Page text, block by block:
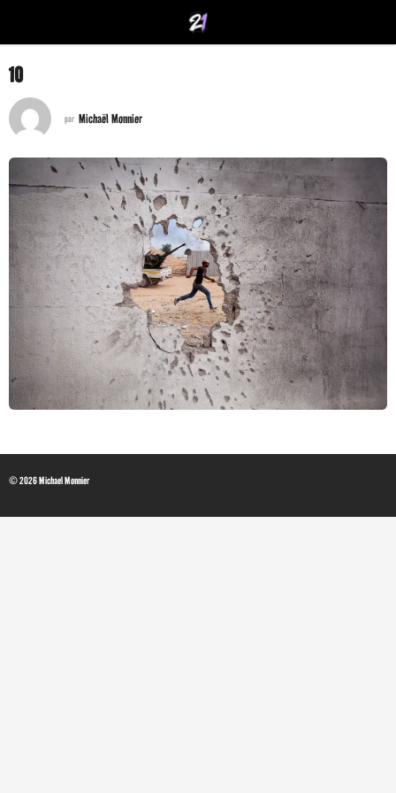
10
par Michaël Monnier
© 2026 Michael Monnier